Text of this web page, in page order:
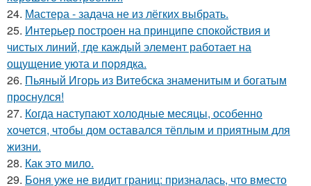
24. Мастера - задача не из лёгких выбрать.
25. Интерьер построен на принципе спокойствия и
чистых линий, где каждый элемент работает на
ощущение уюта и порядка.
26. Пьяный Игорь из Витебска знаменитым и богатым
проснулся!
27. Когда наступают холодные месяцы, особенно
хочется, чтобы дом оставался тёплым и приятным для
жизни.
28. Как это мило.
29. Боня уже не видит границ: призналась, что вместо